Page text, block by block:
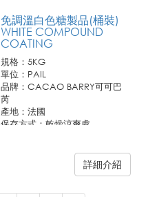
免調溫白色糖製品(桶裝)
WHITE COMPOUND
COATING
規格：5KG
單位：PAIL
品牌：CACAO BARRY可可巴
芮
產地：法國
保存方式：乾燥涼爽處
詳細介紹